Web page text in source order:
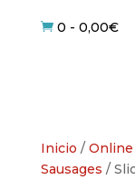
 0 - 0,00€
Inicio / Online
Sausages /